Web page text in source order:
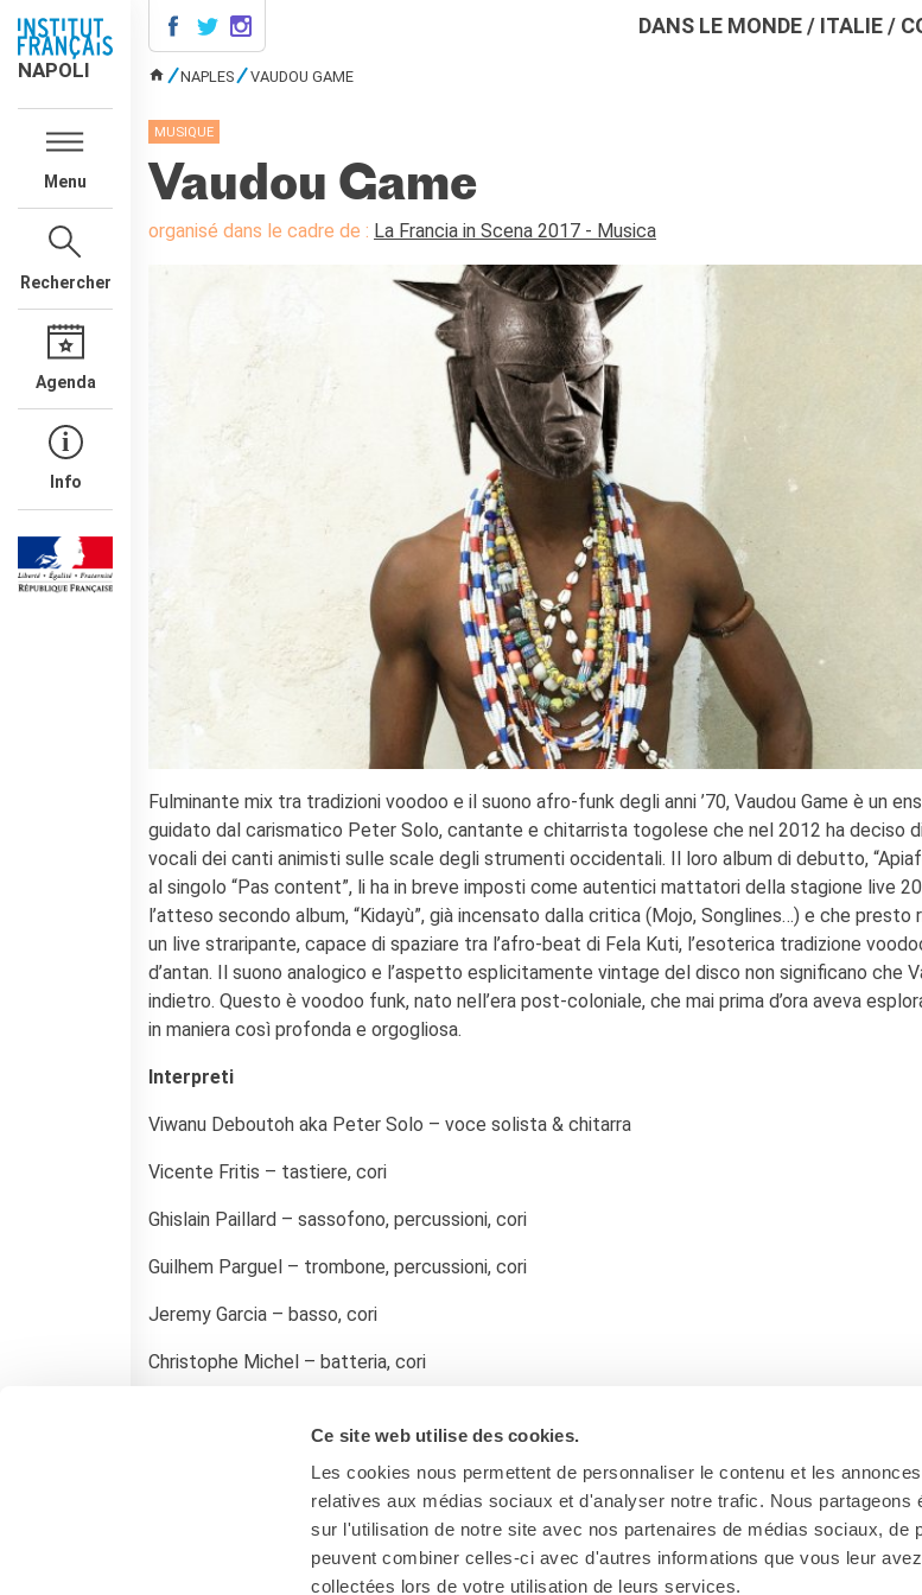
Ce site web utilise des cookies.
Les cookies nous permettent de personnaliser le contenu et les
relatives aux médias sociaux et d'analyser notre trafic. Nous partageons
sur l'utilisation de notre site avec nos partenaires de médias sociaux, de
peuvent combiner celles-ci avec d'autres informations que vous leur
collectées lors de votre utilisation de leurs services.
NAPOLI
Menu
Rechercher
Agenda
Info
NAPOLI
CONTACTS
DIPLÔMES DELF DALF
MÉDIATHÈQUE
ÉCOLE & UNIVERSITÉ
Coopération éducative
QUI SOMMES-NOUS ?
Certificazione ISO UNI EN
RECHERCHER
DANS LE MONDE/ ITALIE/
NAPLES VAUDOU GAME
MUSIQUE
Vaudou Game
organisé dans le cadre de : La Francia in Scena 2017 - Musica
Fulminante mix tra tradizioni voodoo e il suono afro-funk degli anni ’70, Vaudou Game è un
guidato dal carismatico Peter Solo, cantante e chitarrista togolese che nel 2012 ha deciso
vocali dei canti animisti sulle scale degli strumenti occidentali. Il loro album di debutto,
al singolo “Pas content”, li ha in breve imposti come autentici mattatori della stagione live
l’atteso secondo album, “Kidayù”, già incensato dalla critica (Mojo, Songlines…) e che
un live straripante, capace di spaziare tra l’afro-beat di Fela Kuti, l’esoterica tradizione
d’antan. Il suono analogico e l’aspetto esplicitamente vintage del disco non significano che
indietro. Questo è voodoo funk, nato nell’era post-coloniale, che mai prima d’ora aveva
in maniera così profonda e orgogliosa.
Interpreti
Viwanu Deboutoh aka Peter Solo – voce solista & chitarra
Vicente Fritis – tastiere, cori
Ghislain Paillard – sassofono, percussioni, cori
Guilhem Parguel – trombone, percussioni, cori
Jeremy Garcia – basso, cori
Christophe Michel – batteria, cori